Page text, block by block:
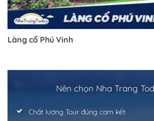
Làng cổ Phú Vinh
Nên chọn Nha Trang
Chất lượng Tour đúng cam kết